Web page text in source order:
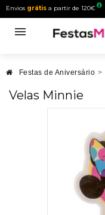
Envios grátis a partir de 120€
Festas de Aniversário >
Velas Minnie